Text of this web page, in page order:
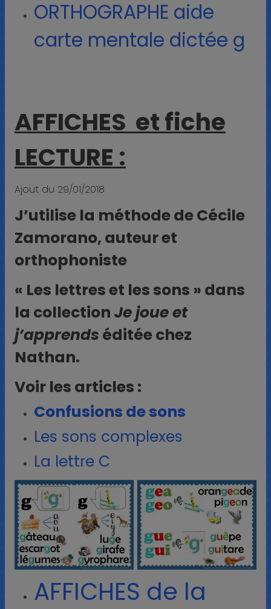
ORTHOGRAPHE aide
carte mentale dictée g
AFFICHES et fiche
LECTURE :
Ajout du 29/01/2018
J’utilise la méthode de Cécile
Zamorano, auteur et
orthophoniste
« Les lettres et les sons » dans
la collection Je joue et
j’apprends éditée chez
Nathan.
Voir les articles :
Confusions de sons
Les sons complexes
La lettre C
AFFICHES de la